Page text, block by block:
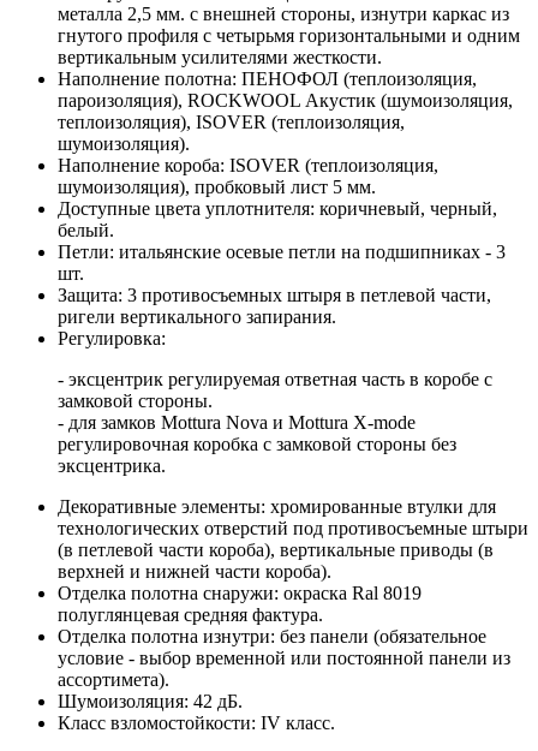
металла 2,5 мм. с внешней стороны, изнутри каркас из
гнутого профиля с четырьмя горизонтальными и одним
вертикальным усилителями жесткости.
Наполнение полотна: ПЕНОФОЛ (теплоизоляция,
пароизоляция), ROCKWOOL Акустик (шумоизоляция,
теплоизоляция), ISOVER (теплоизоляция,
шумоизоляция).
Наполнение короба: ISOVER (теплоизоляция,
шумоизоляция), пробковый лист 5 мм.
Доступные цвета уплотнителя: коричневый, черный,
белый.
Петли: итальянские осевые петли на подшипниках - 3
шт.
Защита: 3 противосъемных штыря в петлевой части,
ригели вертикального запирания.
Регулировка:
- эксцентрик регулируемая ответная часть в коробе с
замковой стороны.
- для замков Mottura Nova и Mottura X-mode
регулировочная коробка с замковой стороны без
эксцентрика.
Декоративные элементы: хромированные втулки для
технологических отверстий под противосъемные штыри
(в петлевой части короба), вертикальные приводы (в
верхней и нижней части короба).
Отделка полотна снаружи: окраска Ral 8019
полуглянцевая средняя фактура.
Отделка полотна изнутри: без панели (обязательное
условие - выбор временной или постоянной панели из
ассортимета).
Шумоизоляция: 42 дБ.
Класс взломостойкости: IV класс.